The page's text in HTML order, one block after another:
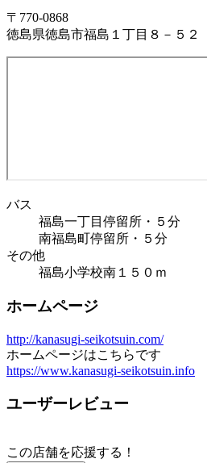
〒770-0868
徳島県徳島市福島１丁目８－５２
バス
福島一丁目停留所・５分
南福島町停留所・５分
その他
福島小学校南１５０ｍ
ホームページ
http://kanasugi-seikotsuin.com/
ホームページはこちらです
https://www.kanasugi-seikotsuin.info
ユーザーレビュー
この店舗を応援する！